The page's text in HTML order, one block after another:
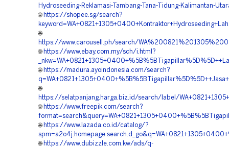
Hydroseeding-Reklamasi-Tambang-Tana-Tidung-Kalimantan-
🌐 https://shopee.sg/search?
🌐
https://www.carousell.ph/search/
🌐 https://www.ebay.com.my/sch/i.html?
🌐 https://madura.ayoindonesia.com/search?
🌐
https://selatpanjang.harga.biz.id/search/label/
🌐 https://www.freepik.com/search?
🌐 https://www.lazada.co.id/catalog/?
🌐 https://www.dubizzle.com.kw/ads/q-